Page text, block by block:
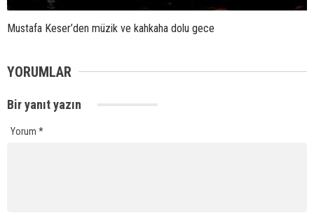
Mustafa Keser’den müzik ve kahkaha dolu gece
YORUMLAR
Bir yanıt yazın
Yorum *